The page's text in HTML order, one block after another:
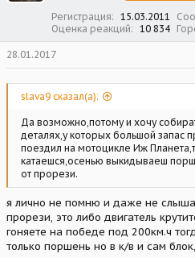
Регистрация 15.03.2011
Оценка реакций
10 834
28.01.2017
slava9 сказал(а):
Да возможно,потому и хочу
деталях,у которых большой запас
поездил на мотоцикле Иж
катаешся,осенью выкидываеш
от прорези.
я лично не помню и даже не
прорези, это либо двигатель
гоняете на победе под 200км.ч
только поршень но в к/в и сам